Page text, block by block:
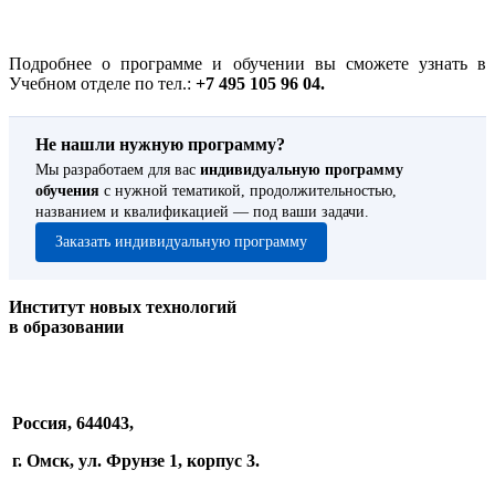
Подробнее о программе и обучении вы сможете узнать в
Учебном отделе по тел.: +7 495 105 96 04.
Не нашли нужную программу?
Мы разработаем для вас индивидуальную программу
обучения с нужной тематикой, продолжительностью,
названием и квалификацией — под ваши задачи.
Заказать индивидуальную программу
Институт новых технологий
в образовании
Россия, 644043,
г. Омск, ул. Фрунзе 1, корпус 3.